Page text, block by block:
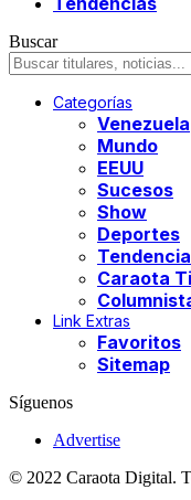
Buscar
Categorías
Venezuela
Mundo
EEUU
Sucesos
Show
Deportes
Caraota
Link Extras
Favoritos
Sitemap
Síguenos
Advertise
© 2022 Caraota Digital.